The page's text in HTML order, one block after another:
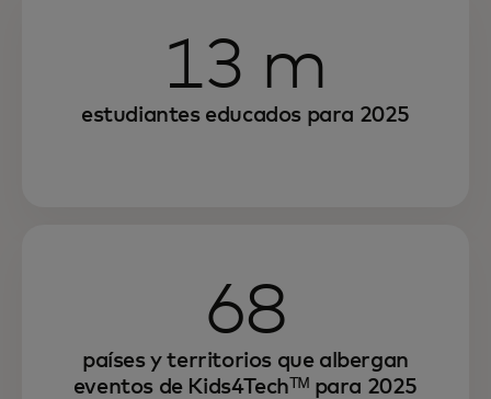
13 m
estudiantes educados para 2025
68
países y territorios que albergan
eventos de Kids4Techᵀᴹ para 2025